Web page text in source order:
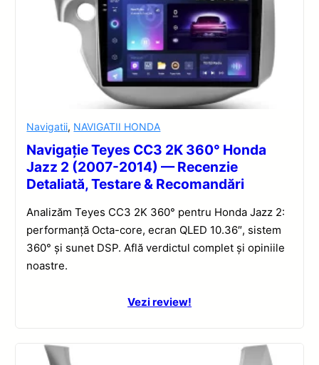
Navigatii, NAVIGATII HONDA
Navigație Teyes CC3 2K 360° Honda
Jazz 2 (2007-2014) — Recenzie
Detaliată, Testare & Recomandări
Analizăm Teyes CC3 2K 360° pentru Honda Jazz 2:
performanță Octa-core, ecran QLED 10.36″, sistem
360° și sunet DSP. Află verdictul complet și opiniile
noastre.
Vezi review!